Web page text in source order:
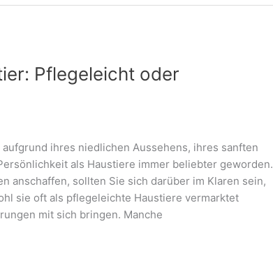
Pflegeleicht oder
ihres niedlichen Aussehens, ihres sanften
als Haustiere immer beliebter geworden.
anschaffen, sollten Sie sich darüber im Klaren sein,
sie oft als pflegeleichte Haustiere vermarktet
mit sich bringen. Manche